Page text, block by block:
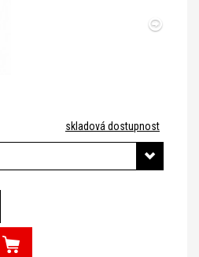
skladová dostupnost